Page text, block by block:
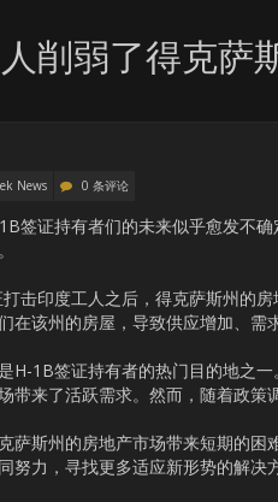
削弱了得克萨
News 0 条评论
签证持有者们的未来似乎愈发不
击印度工人之后，得克萨斯州的
在该州的房屋，导致供应增加、需
H-1B签证持有者的热门目的地之
带来了活跃需求。然而，随着政策
萨斯州的房地产市场带来短期的困
努力，寻找更多适应新形势的解决